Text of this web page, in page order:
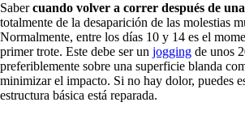
Sabercuando volver a correr después de
totalmente de la desaparición de las molestias
Normalmente, entre los días 10 y 14 es el
primer trote. Este debe ser un jogging de unos
preferiblemente sobre una superficie blanda
minimizar el impacto. Si no hay dolor, puedes
estructura básica está reparada.